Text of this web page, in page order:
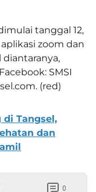
tanggal 12,
zoom dan
SMSI
(red)
di Tangsel,
dan
0